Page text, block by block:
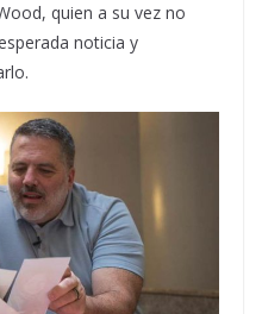
quien a su vez no
noticia y